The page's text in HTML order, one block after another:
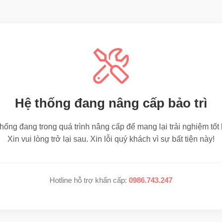
Hệ thống đang nâng cấp bảo trì
đang trong quá trình nâng cấp để mang lại trải nghiệm tốt
Xin vui lòng trở lại sau. Xin lỗi quý khách vì sự bất tiện này!
Hotline hỗ trợ khẩn cấp: 0986.743.247